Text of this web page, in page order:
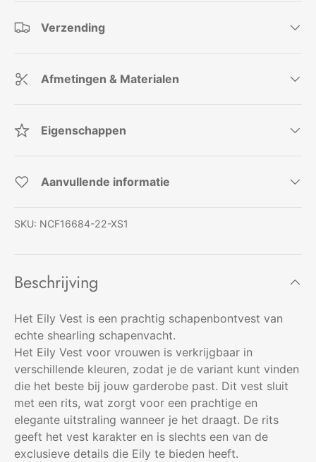
Verzending
Afmetingen & Materialen
Eigenschappen
Aanvullende informatie
SKU: NCF16684-22-XS1
Beschrijving
Het Eily Vest is een prachtig schapenbontvest van
echte shearling schapenvacht.
Het Eily Vest voor vrouwen is verkrijgbaar in
verschillende kleuren, zodat je de variant kunt vinden
die het beste bij jouw garderobe past. Dit vest sluit
met een rits, wat zorgt voor een prachtige en
elegante uitstraling wanneer je het draagt. De rits
geeft het vest karakter en is slechts een van de
exclusieve details die Eily te bieden heeft.